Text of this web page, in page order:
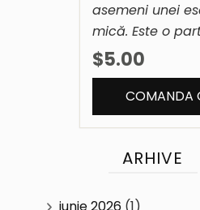
asemeni unei
mică. Este o
$5.00
ARHIVE